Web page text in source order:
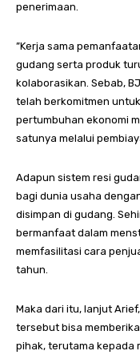
penerimaan.
”Kerja sama
gudang serta produk
kolaborasikan. Sebab,
telah berkomitmen
pertumbuhan ekonomi
satunya melalui
Adapun sistem resi
bagi dunia usaha
disimpan di gudang.
bermanfaat dalam
memfasilitasi cara
tahun.
Maka dari itu, lanjut
tersebut bisa
pihak, terutama kepada